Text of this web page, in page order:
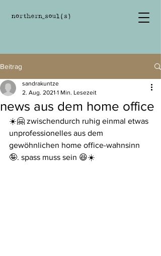
Beitrag
news aus dem home office
sandrakuntze
2. Aug. 2021 1 Min. Lesezeit
☀️🤗 zwischendurch ruhig einmal etwas
unprofessionelles aus dem
gewöhnlichen home office-wahnsinn
🤪. spass muss sein 😆☀️